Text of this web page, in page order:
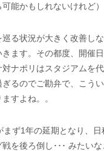
可能かもしれないけれど）
る状況が大きく改善し
ます。その都度、開催
ナポリはスタジアムを
るのでご勘弁で、こう
すよね。。
まず1年の延期となり、
を後ろ倒し･･･ みたいな